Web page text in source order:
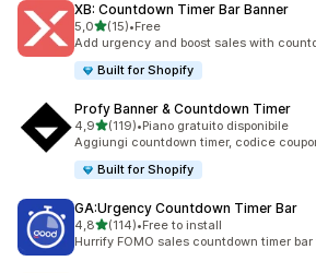
XB: Countdown Timer Bar Banner
5,0stelle su 5
(15)
15 recensioni totali
•Free
Add urgency and boost sales with
Built for Shopify
Profy Banner & Countdown Timer
4,9stelle su 5
(119)
119 recensioni totali
•Piano gratuito disponibile
Aggiungi countdown timer, codice
Built for Shopify
GA:Urgency Countdown Timer Bar
4,8stelle su 5
(114)
114 recensioni totali
•Free to install
Hurrify FOMO sales countdown timer